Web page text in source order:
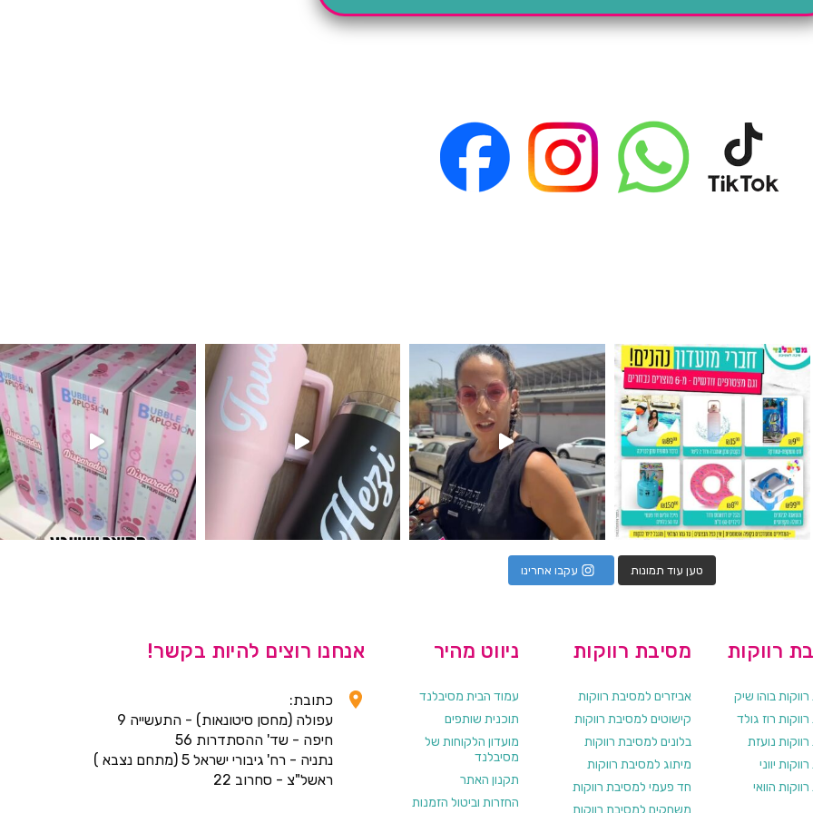
מין העובר רק במסיבלנד !! קיים
כוס נירוסטה ענקית שכול אחד צריך! קיימת באתר ובסניהמוצר הכי מבוקש שלנו מטף לגילוי מין העובר חזר למלא
טען עוד תמונות עקבו אחרינו
אנחנו רוצים להיות בקשר!
כתובת:
עפולה (מחסן סיטונאות) - התעשייה 9
חיפה - שד' ההסתדרות 56
נתניה - רח' גיבורי ישראל 5 (מתחם נצבא )
ראשל"צ - סחרוב 22
ניווט מהיר
עמוד הבית מסיבלנד
תוכנית שותפים
מועדון הלקוחות של
מסיבלנד
תקנון האתר
החזרות וביטול הזמנות
מסיבת רווקות
אביזרים למסיבת רווקות
קישוטים למסיבת רווקות
בלונים למסיבת רווקות
מיתוג למסיבת רווקות
חד פעמי למסיבת רווקות
רווקות
בוהו שיק
רוז גולד
נועזת
יווני
הוואי